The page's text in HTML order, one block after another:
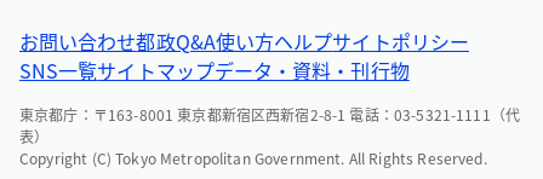
お問い合わせ都政Q&A使い方ヘルプサイトポリシー
SNS一覧サイトマップデータ・資料・刊行物
東京都庁：〒163-8001 東京都新宿区西新宿2-8-1 電話：03-5321-1111（代
表）
Copyright (C) Tokyo Metropolitan Government. All Rights Reserved.